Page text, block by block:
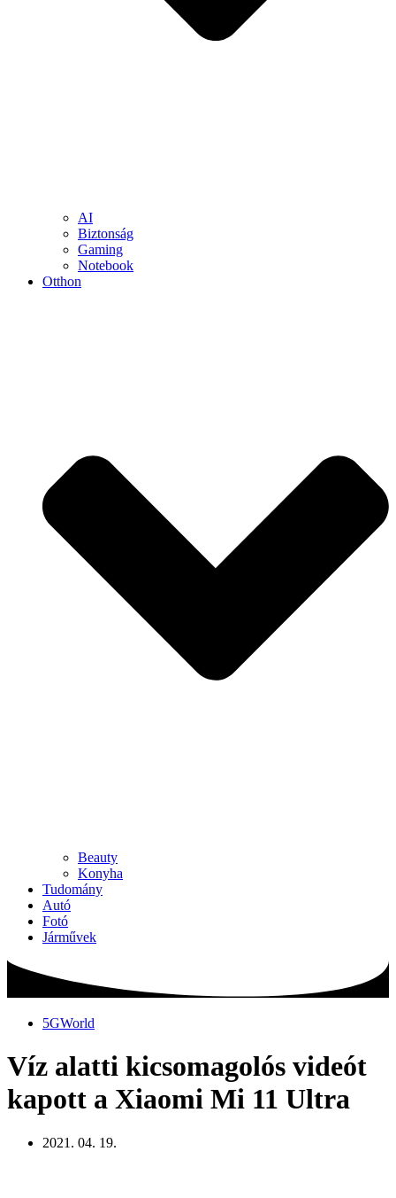
AI
Biztonság
Gaming
Notebook
Otthon
Beauty
Konyha
Tudomány
Autó
Fotó
Járművek
5GWorld
Víz alatti kicsomagolós videót
kapott a Xiaomi Mi 11 Ultra
2021. 04. 19.